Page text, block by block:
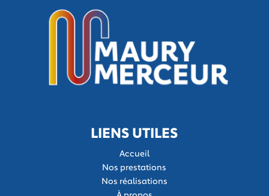
LIENS UTILES
Accueil
Nos prestations
Nos réalisations